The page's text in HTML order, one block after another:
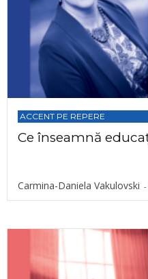
ACCENT PE REPERE
Ce înseamnă
Carmina-Daniela Vakulovski -